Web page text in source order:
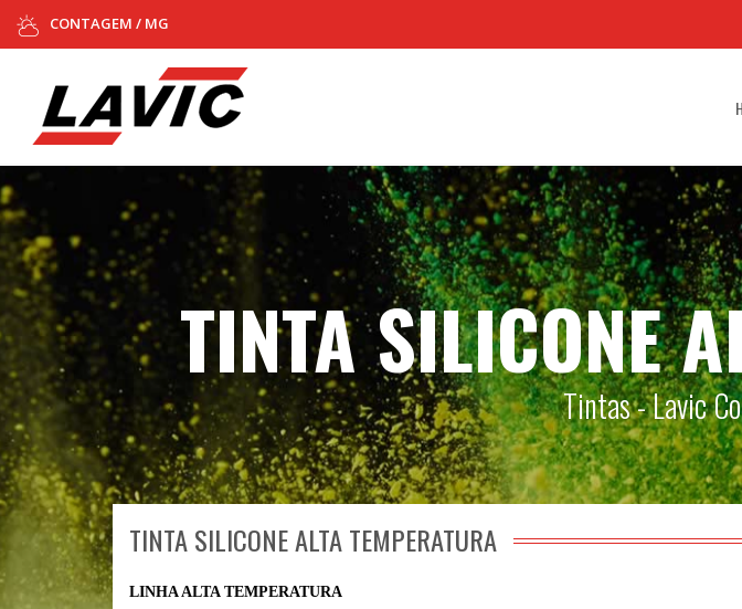
CONTAGEM / MG
TINTA SILICONE
Tintas - Lavic
TINTA SILICONE ALTA TEMPERATURA
LINHA ALTA TEMPERATURA